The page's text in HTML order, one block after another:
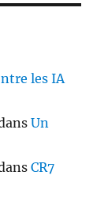
les IA
Un
CR7